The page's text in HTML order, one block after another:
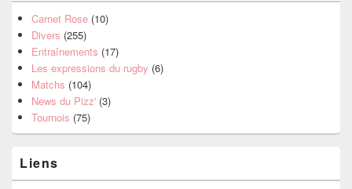
Carnet Rose (10)
Divers (255)
Entraînements (17)
Les expressions du rugby (6)
Matchs (104)
News du Pizz' (3)
Tournois (75)
Liens